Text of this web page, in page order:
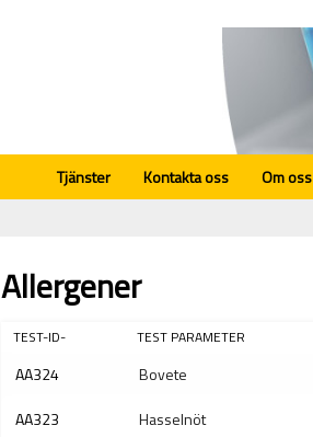
Tjänster Kontakta oss Om oss
Allergener
TEST-ID- TEST PARAMETER
AA324 Bovete
AA323
Hasselnöt